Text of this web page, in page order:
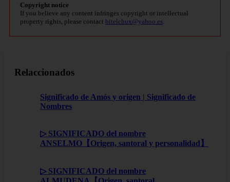
Copyright notice
If you believe any content infringes copyright or intellectual
property rights, please contact bitelchux@yahoo.es
Relaccionados
Significado de Amós y origen | Significado de
Nombres
▷ SIGNIFICADO del nombre
ANSELMO【Origen, santoral y personalidad】
▷ SIGNIFICADO del nombre